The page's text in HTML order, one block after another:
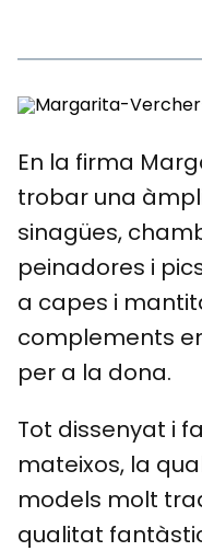
En la firma
trobar una
sinagües,
peinadores i
a capes i
complements
per a la dona.
Tot dissenyat i
mateixos, la
models molt
qualitat